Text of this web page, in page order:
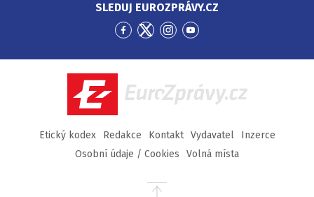
SLEDUJ EUROZPRÁVY.CZ
Přejít
Facebook
Přejít
Twitter
Přejít
Instagram
Přejít
YouTube
EuroZprávy.cz
Etický kodex Redakce Kontakt Vydavatel
Inzerce
Osobní údaje / Cookies
Volná místa
Přejít